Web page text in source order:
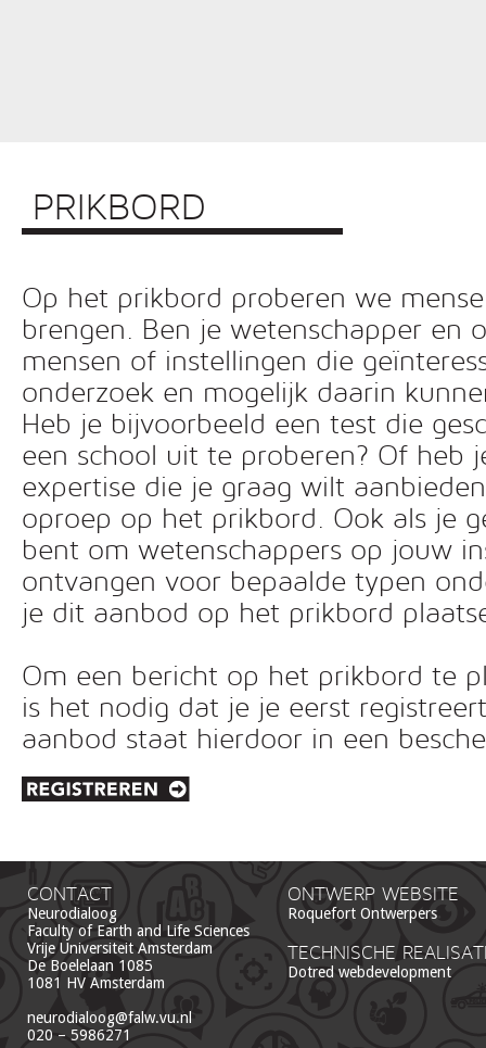
PRIKBORD
Op het prikbord proberen we
brengen. Ben je wetenschapper en
mensen of instellingen die
onderzoek en mogelijk daarin
Heb je bijvoorbeeld een test die
een school uit te proberen? Of heb
expertise die je graag wilt
oproep op het prikbord. Ook als je
bent om wetenschappers op jouw
ontvangen voor bepaalde typen
je dit aanbod op het prikbord
Om een bericht op het prikbord te
is het nodig dat je je eerst
aanbod staat hierdoor in een
CONTACT
Neurodialoog
Faculty of Earth and Life Sciences
Vrije Universiteit Amsterdam
De Boelelaan 1085
1081 HV Amsterdam
neurodialoog@falw.vu.nl
020 – 5986271
ONTWERP WEBSITE
Roquefort Ontwerpers
TECHNISCHE
Dotred webdevelopment